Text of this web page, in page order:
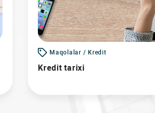
Maqolalar / Kredit
Kredit tarixi